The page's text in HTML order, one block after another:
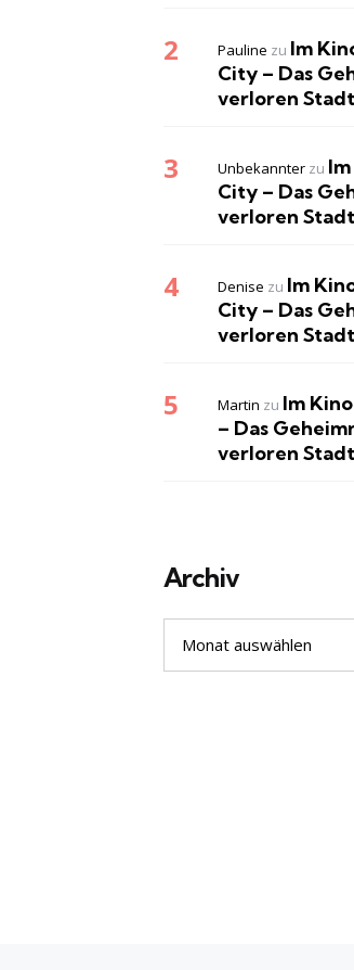
Pauline zu Im
City – Das
verloren Stadt
Unbekannter zu
City – Das
verloren Stadt
Denise zu Im
City – Das
verloren Stadt
Martin zu Im
– Das
verloren Stadt
Archiv